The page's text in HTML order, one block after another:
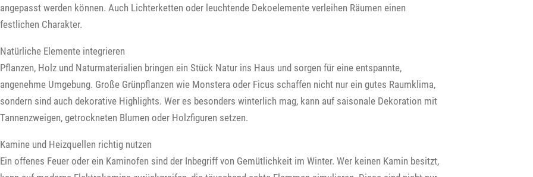
angepasst werden können. Auch Lichterketten oder leuchtende Dekoelemente verleihen Räumen einen
festlichen Charakter.
Natürliche Elemente integrieren
Pflanzen, Holz und Naturmaterialien bringen ein Stück Natur ins Haus und sorgen für eine entspannte,
angenehme Umgebung. Große Grünpflanzen wie Monstera oder Ficus schaffen nicht nur ein gutes Raumklima,
sondern sind auch dekorative Highlights. Wer es besonders winterlich mag, kann auf saisonale Dekoration mit
Tannenzweigen, getrockneten Blumen oder Holzfiguren setzen.
Kamine und Heizquellen richtig nutzen
Ein offenes Feuer oder ein Kaminofen sind der Inbegriff von Gemütlichkeit im Winter. Wer keinen Kamin besitzt,